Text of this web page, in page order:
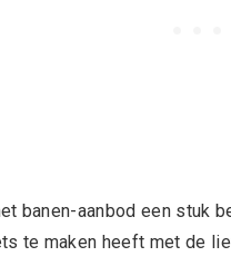
banen-aanbod een stuk
te maken heeft met de